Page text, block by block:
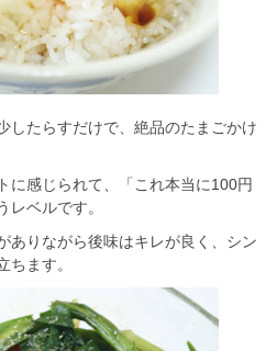
したらすだけで、絶品のたまごかけ
に感じられて、「これ本当に100円
ベルです。
ありながら後味はキレが良く、シン
ちます。